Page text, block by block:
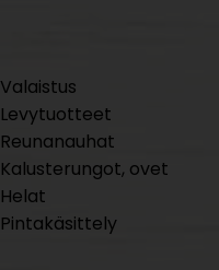
Valaistus
Levytuotteet
Reunanauhat
Kalusterungot, ovet
Helat
Pintakäsittely